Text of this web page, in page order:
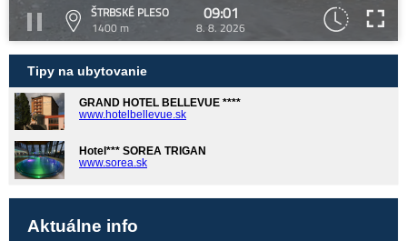
ŠTRBSKÉ PLESO
1400 m
09:01
8. 8. 2026
Tipy na ubytovanie
GRAND HOTEL BELLEVUE ****
www.hotelbellevue.sk
Hotel*** SOREA TRIGAN
www.sorea.sk
Aktuálne info